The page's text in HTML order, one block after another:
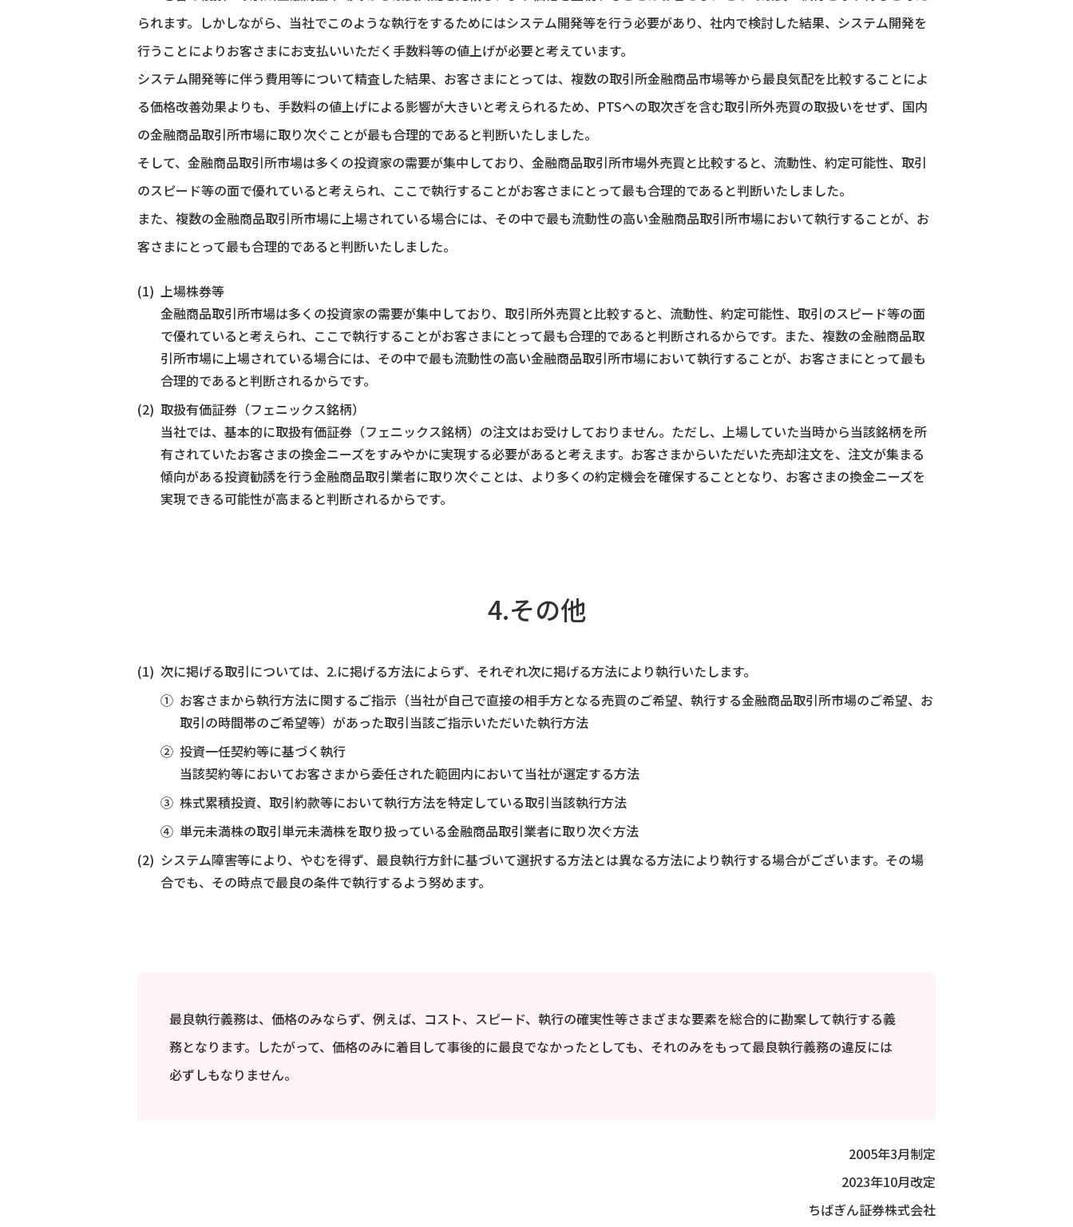
られます。しかしながら、当社でこのような執行をするためにはシステム開発等を行う必要があり、社内で検討した結果、システム開発を
行うことによりお客さまにお支払いいただく手数料等の値上げが必要と考えています。
システム開発等に伴う費用等について精査した結果、お客さまにとっては、複数の取引所金融商品市場等から最良気配を比較することによ
る価格改善効果よりも、手数料の値上げによる影響が大きいと考えられるため、PTSへの取次ぎを含む取引所外売買の取扱いをせず、国内
の金融商品取引所市場に取り次ぐことが最も合理的であると判断いたしました。
そして、金融商品取引所市場は多くの投資家の需要が集中しており、金融商品取引所市場外売買と比較すると、流動性、約定可能性、取引
のスピード等の面で優れていると考えられ、ここで執行することがお客さまにとって最も合理的であると判断いたしました。
また、複数の金融商品取引所市場に上場されている場合には、その中で最も流動性の高い金融商品取引所市場において執行することが、お
客さまにとって最も合理的であると判断いたしました。
上場株券等
金融商品取引所市場は多くの投資家の需要が集中しており、取引所外売買と比較すると、流動性、約定可能性、取引のスピード等の面
で優れていると考えられ、ここで執行することがお客さまにとって最も合理的であると判断されるからです。また、複数の金融商品取
引所市場に上場されている場合には、その中で最も流動性の高い金融商品取引所市場において執行することが、お客さまにとって最も
合理的であると判断されるからです。
取扱有価証券（フェニックス銘柄）
当社では、基本的に取扱有価証券（フェニックス銘柄）の注文はお受けしておりません。ただし、上場していた当時から当該銘柄を所
有されていたお客さまの換金ニーズをすみやかに実現する必要があると考えます。お客さまからいただいた売却注文を、注文が集まる
傾向がある投資勧誘を行う金融商品取引業者に取り次ぐことは、より多くの約定機会を確保することとなり、お客さまの換金ニーズを
実現できる可能性が高まると判断されるからです。
4.その他
次に掲げる取引については、2.に掲げる方法によらず、それぞれ次に掲げる方法により執行いたします。
お客さまから執行方法に関するご指示（当社が自己で直接の相手方となる売買のご希望、執行する金融商品取引所市場のご希望、お
取引の時間帯のご希望等）があった取引当該ご指示いただいた執行方法
投資一任契約等に基づく執行
当該契約等においてお客さまから委任された範囲内において当社が選定する方法
株式累積投資、取引約款等において執行方法を特定している取引当該執行方法
単元未満株の取引単元未満株を取り扱っている金融商品取引業者に取り次ぐ方法
システム障害等により、やむを得ず、最良執行方針に基づいて選択する方法とは異なる方法により執行する場合がございます。その場
合でも、その時点で最良の条件で執行するよう努めます。
最良執行義務は、価格のみならず、例えば、コスト、スピード、執行の確実性等さまざまな要素を総合的に勘案して執行する義
務となります。したがって、価格のみに着目して事後的に最良でなかったとしても、それのみをもって最良執行義務の違反には
必ずしもなりません。
2005年3月制定
2023年10月改定
ちばぎん証券株式会社